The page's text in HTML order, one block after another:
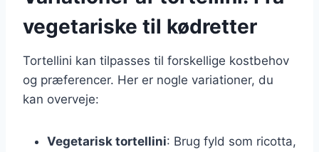
vegetariske til kødretter
Tortellini kan tilpasses til forskellige kostbehov
og præferencer. Her er nogle variationer, du
kan overveje:
Vegetarisk tortellini: Brug fyld som ricotta,